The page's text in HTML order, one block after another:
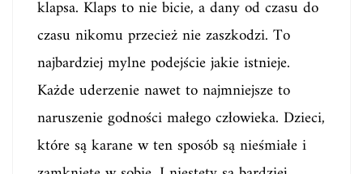
klapsa. Klaps to nie bicie, a dany od czasu do
czasu nikomu przecież nie zaszkodzi. To
najbardziej mylne podejście jakie istnieje.
Każde uderzenie nawet to najmniejsze to
naruszenie godności małego człowieka. Dzieci,
które są karane w ten sposób są nieśmiałe i